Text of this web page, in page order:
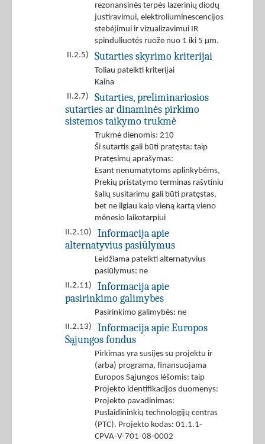
rezonansinės terpės lazerinių diodų
justiravimui, elektroliuminescencijos
stebėjimui ir vizualizavimui IR
spinduliuotės ruože nuo 1 iki 5 μm.
II.2.5)
Sutarties skyrimo kriterijai
Toliau pateikti kriterijai
Kaina
II.2.7)
Sutarties, preliminariosios
sutarties ar dinaminės pirkimo
sistemos taikymo trukmė
Trukmė dienomis: 210
Ši sutartis gali būti pratęsta: taip
Pratęsimų aprašymas:
Esant nenumatytoms aplinkybėms,
Prekių pristatymo terminas rašytiniu
šalių susitarimu gali būti pratęstas,
bet ne ilgiau kaip vieną kartą vieno
mėnesio laikotarpiui
II.2.10)
Informacija apie
alternatyvius pasiūlymus
Leidžiama pateikti alternatyvius
pasiūlymus: ne
II.2.11)
Informacija apie
pasirinkimo galimybes
Pasirinkimo galimybės: ne
II.2.13)
Informacija apie Europos
Sąjungos fondus
Pirkimas yra susijęs su projektu ir
(arba) programa, finansuojama
Europos Sąjungos lėšomis: taip
Projekto identifikacijos duomenys:
Projekto pavadinimas:
Puslaidininkių technologijų centras
(PTC). Projekto kodas: 01.1.1-
CPVA-V-701-08-0002